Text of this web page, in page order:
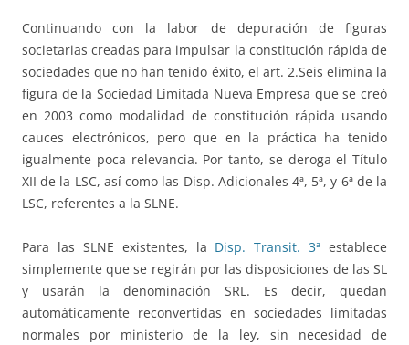
Continuando con la labor de depuración de figuras
societarias creadas para impulsar la constitución rápida de
sociedades que no han tenido éxito, el art. 2.Seis elimina la
figura de la Sociedad Limitada Nueva Empresa que se creó
en 2003 como modalidad de constitución rápida usando
cauces electrónicos, pero que en la práctica ha tenido
igualmente poca relevancia. Por tanto, se deroga el Título
XII de la LSC, así como las Disp. Adicionales 4ª, 5ª, y 6ª de la
LSC, referentes a la SLNE.
Para las SLNE existentes, la Disp. Transit. 3ª establece
simplemente que se regirán por las disposiciones de las SL
y usarán la denominación SRL. Es decir, quedan
automáticamente reconvertidas en sociedades limitadas
normales por ministerio de la ley, sin necesidad de